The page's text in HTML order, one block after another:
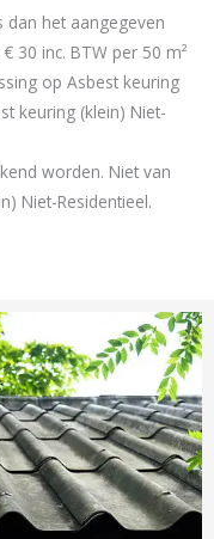
het aangegeven
30 inc. BTW per 50 m²
op Asbest keuring
keuring (klein) Niet-
worden. Niet van
Niet-Residentieel.